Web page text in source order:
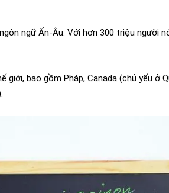
ngữ Ấn-Âu. Với hơn 300 triệu người
bao gồm Pháp, Canada (chủ yếu ở